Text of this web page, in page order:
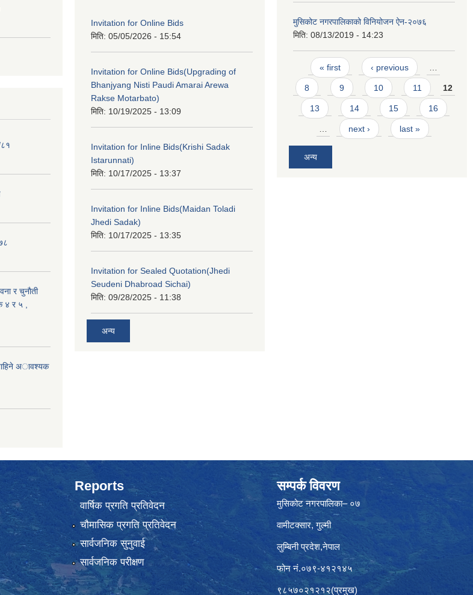
८१
र चुनाैती
४ र ५ ,
अावश्यक
Invitation for Online Bids
मिति: 05/05/2026 - 15:54
Invitation for Online Bids(Upgrading of
Bhanjyang Nisti Paudi Amarai Arewa
Rakse Motarbato)
मिति: 10/19/2025 - 13:09
Invitation for Inline Bids(Krishi Sadak
Istarunnati)
मिति: 10/17/2025 - 13:37
Invitation for Inline Bids(Maidan Toladi
Jhedi Sadak)
मिति: 10/17/2025 - 13:35
Invitation for Sealed Quotation(Jhedi
Seudeni Dhabroad Sichai)
मिति: 09/28/2025 - 11:38
अन्य
मुसिकोट नगरपालिकाको विनियोजन ऐन-२०७६
मिति: 08/13/2019 - 14:23
Pages
« first ‹ previous …
8 9 10 11 12
13 14 15 16
… next › last »
अन्य
Reports
वार्षिक प्रगति प्रतिवेदन
चौमासिक प्रगति प्रतिवेदन
सार्वजनिक सुनुवाई
सार्वजनिक परीक्षण
सम्पर्क विवरण
मुसिकोट नगरपालिका– ०७
वामीटक्सार, गुल्मी
लुम्बिनी प्रदेश,नेपाल
फोन नं.०७९-४१२१४५
९८५७०२१२१२(प्रमुख)